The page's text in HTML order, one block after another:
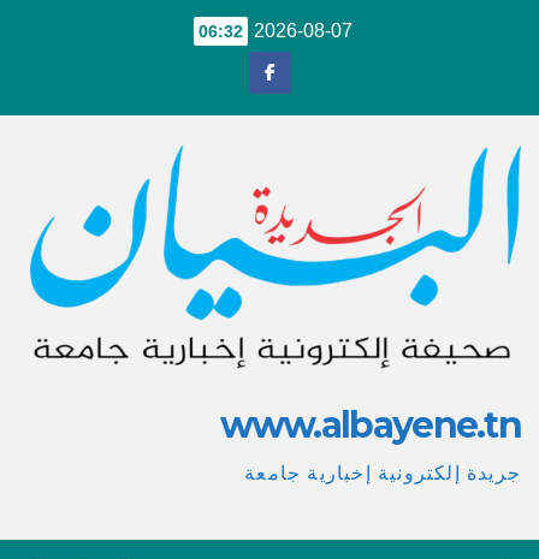
2026-08-07
06:32
www.albayene.tn
جريدة إلكترونية إخبارية جامعة